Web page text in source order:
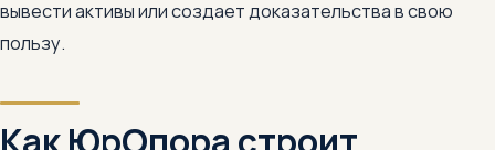
вывести активы или создает доказательства в свою
пользу.